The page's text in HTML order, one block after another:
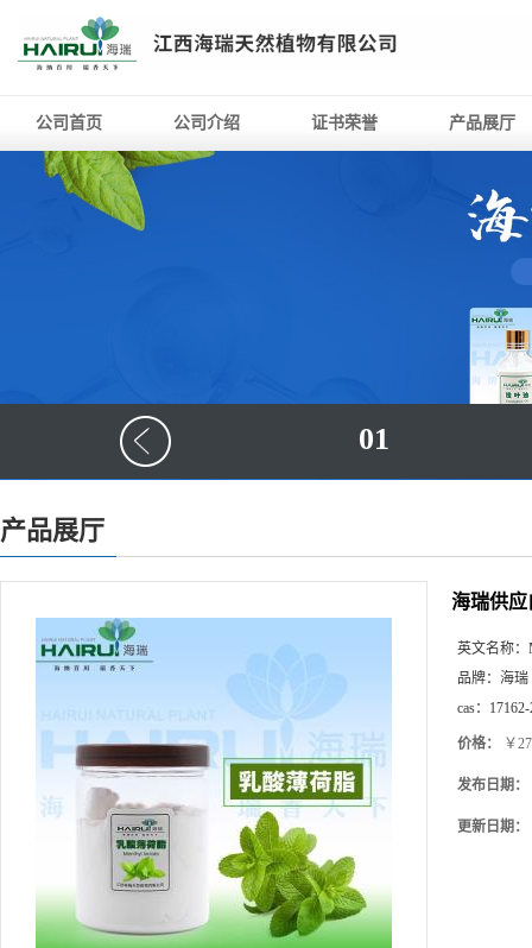
公司首页 公司介绍 证书荣誉 产品展厅
01
产品展厅
海瑞供应
英文名称：
品牌： 海瑞
cas：
价格： ￥
发布日期：
更新日期：